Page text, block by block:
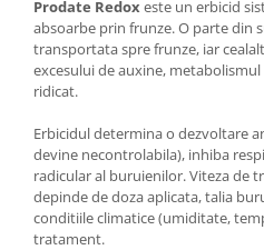
Prodate Redox este un erbicid
absoarbe prin frunze. O parte din
transportata spre frunze, iar
excesului de auxine,
ridicat.
Erbicidul determina o dezvoltare
devine necontrolabila), inhiba
radicular al buruienilor. Viteza de
depinde de doza aplicata, talia
conditiile climatice (umiditate,
tratament.